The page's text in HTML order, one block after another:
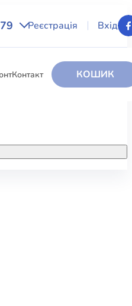
Реєстрація Вхід
Контакт КОШИК